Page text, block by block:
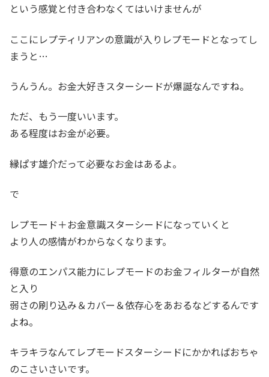
という感覚と付き合わなくてはいけませんが
ここにレプティリアンの意識が入りレプモードとなってし
まうと…
うんうん。お金大好きスターシードが爆誕なんですね。
ただ、もう一度いいます。
ある程度はお金が必要。
縁ぱす雄介だって必要なお金はあるよ。
で
レプモード＋お金意識スターシードになっていくと
より人の感情がわからなくなります。
得意のエンパス能力にレプモードのお金フィルターが自然
と入り
弱さの刷り込み＆カバー＆依存心をあおるなどするんです
よね。
キラキラなんてレプモードスターシードにかかればおちゃ
のこさいさいです。